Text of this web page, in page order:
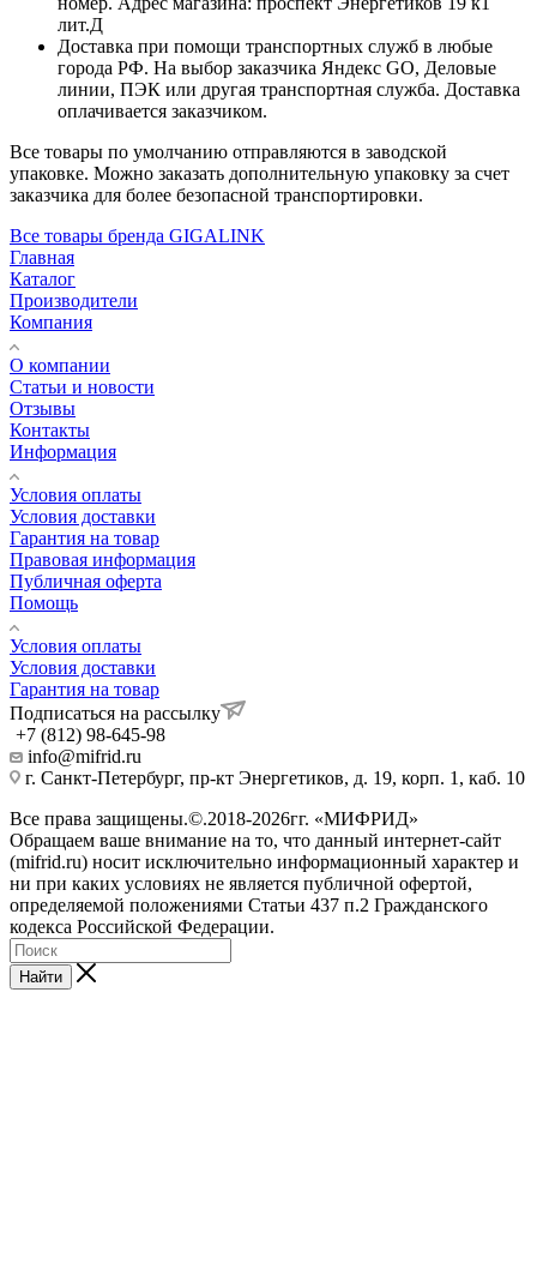
лит.Д
Доставка при помощи транспортных служб в любые
города РФ. На выбор заказчика Яндекс GO, Деловые
линии, ПЭК или другая транспортная служба. Доставка
оплачивается заказчиком.
Все товары по умолчанию отправляются в заводской
упаковке. Можно заказать дополнительную упаковку за счет
заказчика для более безопасной транспортировки.
Все товары бренда GIGALINK
Главная
Каталог
Производители
Компания
О компании
Статьи и новости
Отзывы
Контакты
Информация
Условия оплаты
Условия доставки
Гарантия на товар
Правовая информация
Публичная оферта
Помощь
Условия оплаты
Условия доставки
Гарантия на товар
Подписаться на рассылку
+7 (812) 98-645-98
info@mifrid.ru
г. Санкт-Петербург, пр-кт Энергетиков, д. 19, корп. 1, каб. 10
Все права защищены.©.2018-2026гг. «МИФРИД»
Обращаем ваше внимание на то, что данный интернет-сайт
(mifrid.ru) носит исключительно информационный характер и
ни при каких условиях не является публичной офертой,
определяемой положениями Статьи 437 п.2 Гражданского
кодекса Российской Федерации.
Найти